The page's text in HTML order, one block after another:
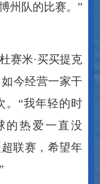
州队的比赛。 ”
赛米·买买提克
今经营一家干
。 “我年轻的时
的热爱一直没
联赛，希望年